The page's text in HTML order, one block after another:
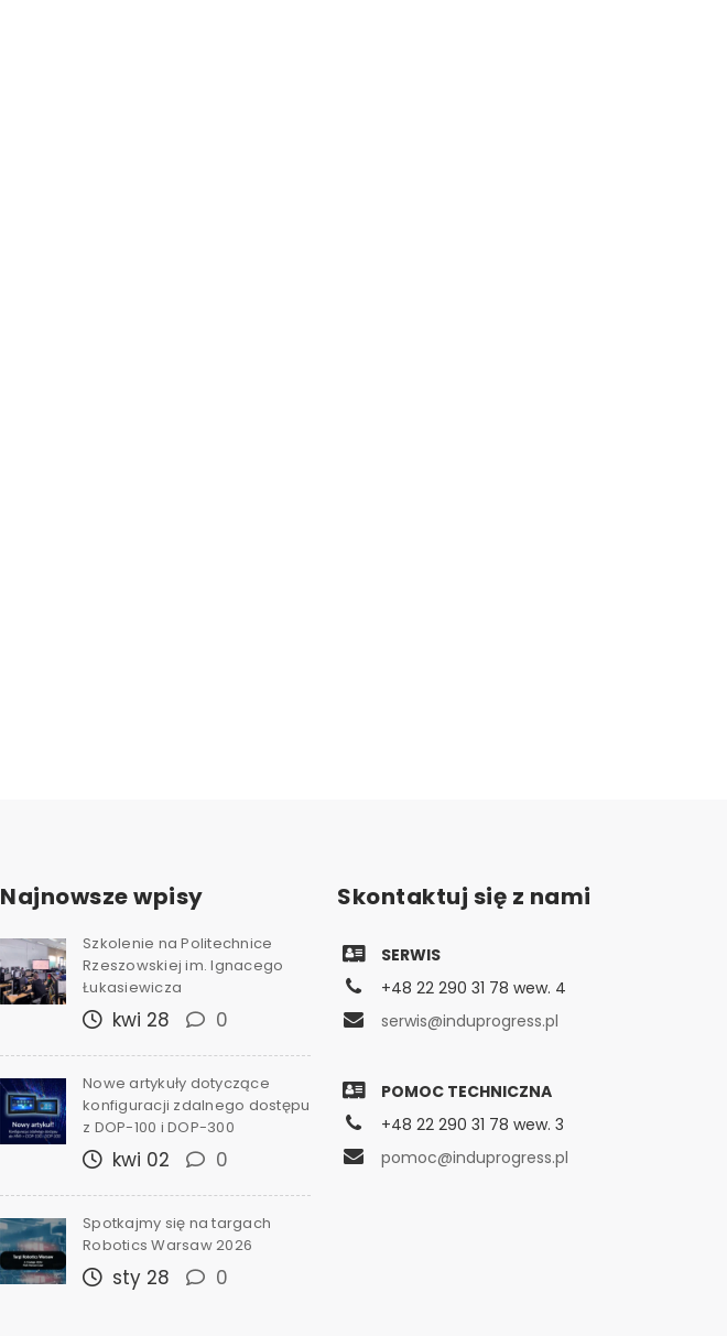
Najnowsze wpisy
Szkolenie na Politechnice
Rzeszowskiej im. Ignacego
Łukasiewicza
kwi 28 0
Nowe artykuły dotyczące
konfiguracji zdalnego dostępu
z DOP-100 i DOP-300
kwi 02 0
Spotkajmy się na targach
Robotics Warsaw 2026
sty 28 0
Skontaktuj się z nami
SERWIS
+48 22 290 31 78 wew. 4
serwis@induprogress.pl
POMOC TECHNICZNA
+48 22 290 31 78 wew. 3
pomoc@induprogress.pl